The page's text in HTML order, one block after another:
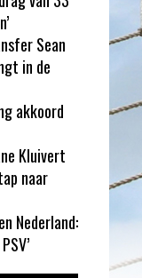
Sean
in de
akkoord
Kluivert
naar
Nederland: